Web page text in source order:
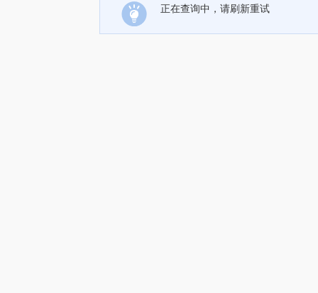
正在查询中，请刷新重试